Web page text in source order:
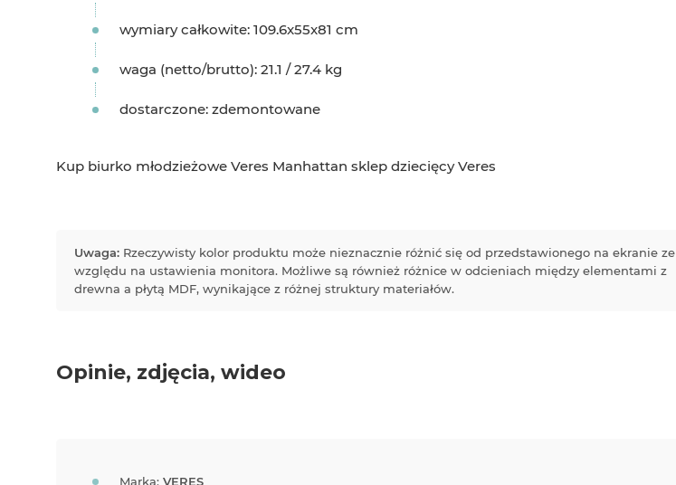
wymiary całkowite: 109.6x55x81 cm
waga (netto/brutto): 21.1 / 27.4 kg
dostarczone: zdemontowane
Kup biurko młodzieżowe Veres Manhattan sklep dziecięcy Veres
Uwaga: Rzeczywisty kolor produktu może nieznacznie różnić się od przedstawionego na ekranie ze
względu na ustawienia monitora. Możliwe są również różnice w odcieniach między elementami z
drewna a płytą MDF, wynikające z różnej struktury materiałów.
Opinie, zdjęcia, wideo
Marka: VERES